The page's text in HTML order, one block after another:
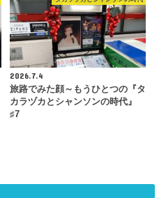
2026.7.4
旅路でみた顔～もうひとつの『タ
カラヅカとシャンソンの時代』
♯7